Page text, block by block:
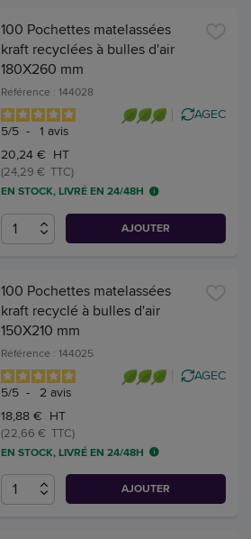
100 Pochettes matelassées
kraft recyclées à bulles d'air
180X260 mm
Référence : 144028
5/5 - 1 avis
AGEC
20,24 € HT
(24,29 € TTC)
EN STOCK, LIVRÉ EN 24/48H
AJOUTER
100 Pochettes matelassées
kraft recyclé à bulles d'air
150X210 mm
Référence : 144025
5/5 - 2 avis
AGEC
18,88 € HT
(22,66 € TTC)
EN STOCK, LIVRÉ EN 24/48H
AJOUTER